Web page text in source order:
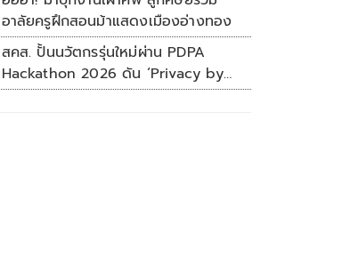
อาลัยครูฝึกสอนม้าแสดงเมืองอ่างทอง
สคส. ปั้นนวัตกรรุ่นใหม่ผ่าน PDPA
Hackathon 2026 ดัน ‘Privacy by
Design for all’ สู่โซลูชันคุ้มครอง